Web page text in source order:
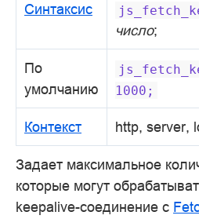
Синтаксис
число;
По
умолчанию
1000;
Контекст http, server,
Задает максимальное
которые могут
keepalive-соединение с